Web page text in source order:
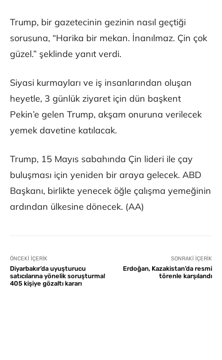
Trump, bir gazetecinin gezinin nasıl geçtiği
sorusuna, “Harika bir mekan. İnanılmaz. Çin çok
güzel.” şeklinde yanıt verdi.
Siyasi kurmayları ve iş insanlarından oluşan
heyetle, 3 günlük ziyaret için dün başkent
Pekin’e gelen Trump, akşam onuruna verilecek
yemek davetine katılacak.
Trump, 15 Mayıs sabahında Çin lideri ile çay
buluşması için yeniden bir araya gelecek. ABD
Başkanı, birlikte yenecek öğle çalışma yemeğinin
ardından ülkesine dönecek. (AA)
ÖNCEKI İÇERIK
Diyarbakır’da uyuşturucu
satıcılarına yönelik soruşturma!
405 kişiye gözaltı kararı
SONRAKI İÇERIK
Erdoğan, Kazakistan’da resmi
törenle karşılandı